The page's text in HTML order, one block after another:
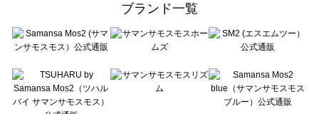
sō4ū（ソウフォーユー）のその他シューズ一覧
Te chichi（テチチ）のその他シューズ一覧
Te chichi CLASSIC（テチチ クラシック）のその他シューズ一覧
Lugnoncure（ルノンキュール）のその他シューズ一覧
BETTY'S BLUE（べティーズブルー）のその他シューズ一覧
Wpc.（ワールドパーティー）のその他シューズ一覧
ブランド一覧